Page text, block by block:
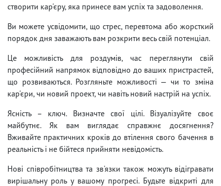
створити кар'єру, яка принесе вам успіх та задоволення.
Ви можете усвідомити, що стрес, перевтома або жорсткий
порядок дня заважають вам розкрити весь свій потенціал.
Це можливість для роздумів, час переглянути свій
професійний напрямок відповідно до ваших пристрастей,
що розвиваються. Розгляньте можливості — чи то зміна
кар'єри, чи новий проект, чи навіть новий настрій на успіх.
Ясність – ключ. Визначте свої цілі. Візуалізуйте своє
майбутнє. Як вам виглядає справжнє досягнення?
Вживайте практичних кроків до втілення свого бачення в
реальність і не бійтеся прийняти невідомість.
Нові співробітництва та зв'язки також можуть відігравати
вирішальну роль у вашому прогресі. Будьте відкриті для